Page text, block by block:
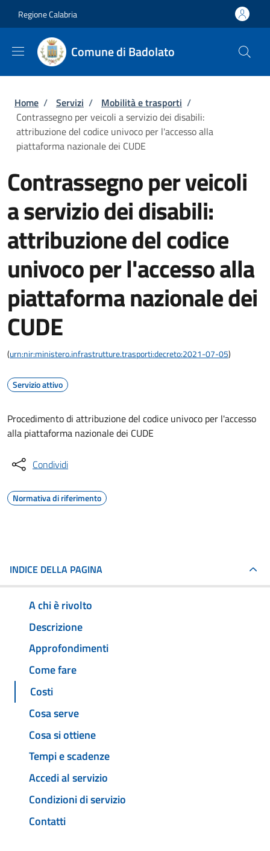
Regione Calabria
Comune di Badolato
Briciole di pane
Home / Servizi / Mobilità e trasporti /
Contrassegno per veicoli a servizio dei disabili:
attribuzione del codice univoco per l'accesso alla
piattaforma nazionale dei CUDE
Contrassegno per veicoli
a servizio dei disabili:
attribuzione del codice
univoco per l'accesso alla
piattaforma nazionale dei
CUDE
(urn:nir:ministero.infrastrutture.trasporti:decreto:2021-07-05)
Servizio attivo
Procedimento di attribuzione del codice univoco per l'accesso
alla piattaforma nazionale dei CUDE
Condividi
Normativa di riferimento
INDICE DELLA PAGINA
A chi è rivolto
Descrizione
Approfondimenti
Come fare
Costi
Cosa serve
Cosa si ottiene
Tempi e scadenze
Accedi al servizio
Condizioni di servizio
Contatti